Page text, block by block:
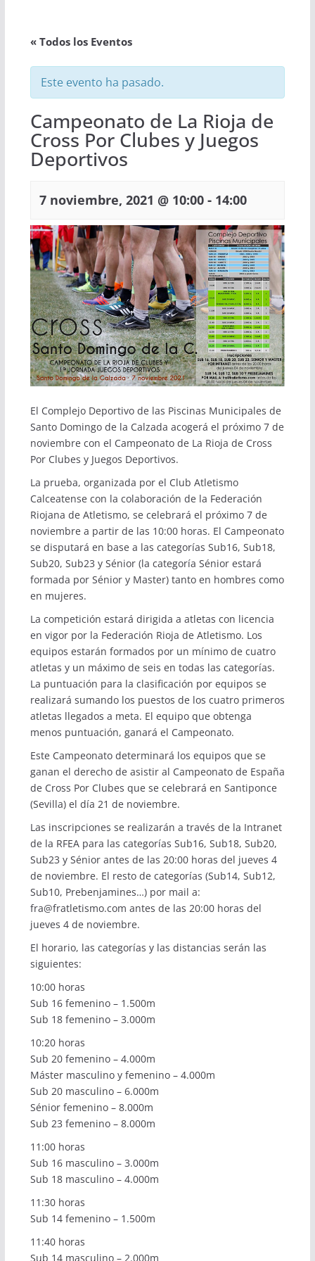
« Todos los Eventos
Este evento ha pasado.
Campeonato de La Rioja de
Cross Por Clubes y Juegos
Deportivos
7 noviembre, 2021 @ 10:00- 14:00
El Complejo Deportivo de las Piscinas Municipales de
Santo Domingo de la Calzada acogerá el próximo 7 de
noviembre con el Campeonato de La Rioja de Cross
Por Clubes y Juegos Deportivos.
La prueba, organizada por el Club Atletismo
Calceatense con la colaboración de la Federación
Riojana de Atletismo, se celebrará el próximo 7 de
noviembre a partir de las 10:00 horas. El Campeonato
se disputará en base a las categorías Sub16, Sub18,
Sub20, Sub23 y Sénior (la categoría Sénior estará
formada por Sénior y Master) tanto en hombres como
en mujeres.
La competición estará dirigida a atletas con licencia
en vigor por la Federación Rioja de Atletismo. Los
equipos estarán formados por un mínimo de cuatro
atletas y un máximo de seis en todas las categorías.
La puntuación para la clasificación por equipos se
realizará sumando los puestos de los cuatro primeros
atletas llegados a meta. El equipo que obtenga
menos puntuación, ganará el Campeonato.
Este Campeonato determinará los equipos que se
ganan el derecho de asistir al Campeonato de España
de Cross Por Clubes que se celebrará en Santiponce
(Sevilla) el día 21 de noviembre.
Las inscripciones se realizarán a través de la Intranet
de la RFEA para las categorías Sub16, Sub18, Sub20,
Sub23 y Sénior antes de las 20:00 horas del jueves 4
de noviembre. El resto de categorías (Sub14, Sub12,
Sub10, Prebenjamines…) por mail a:
fra@fratletismo.com antes de las 20:00 horas del
jueves 4 de noviembre.
El horario, las categorías y las distancias serán las
siguientes:
10:00 horas
Sub 16 femenino – 1.500m
Sub 18 femenino – 3.000m
10:20 horas
Sub 20 femenino – 4.000m
Máster masculino y femenino – 4.000m
Sub 20 masculino – 6.000m
Sénior femenino – 8.000m
Sub 23 femenino – 8.000m
11:00 horas
Sub 16 masculino – 3.000m
Sub 18 masculino – 4.000m
11:30 horas
Sub 14 femenino – 1.500m
11:40 horas
Sub 14 masculino – 2.000m